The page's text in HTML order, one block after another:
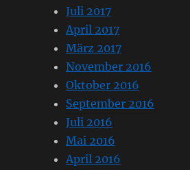
Juli 2017
April 2017
März 2017
November 2016
Oktober 2016
September 2016
Juli 2016
Mai 2016
April 2016